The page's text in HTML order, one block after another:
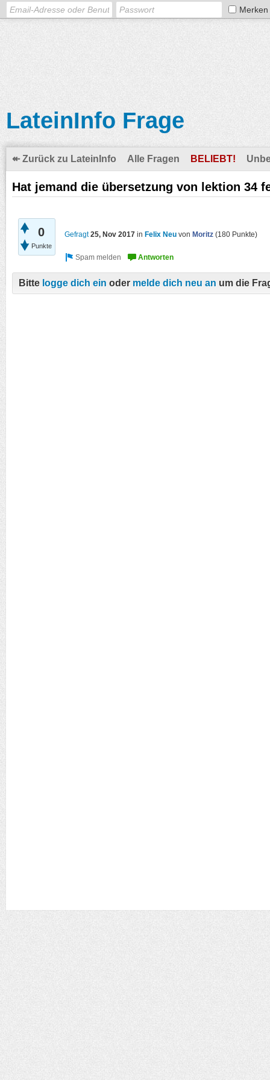
Merken
LateinInfo Frage
↞ Zurück zu LateinInfo Alle Fragen BELIEBT!
Hat jemand die übersetzung von lektion 34
0
Punkte
Gefragt 25, Nov 2017 in Felix Neu von Moritz (180 Punkte)
Bitte logge dich ein oder melde dich neu an um die